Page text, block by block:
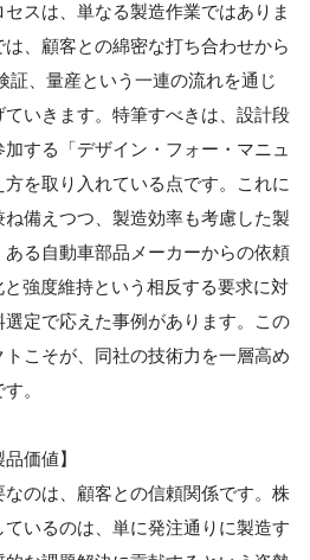
スは、単なる製造作業ではありま
、顧客との綿密な打ち合わせから
証、量産という一連の流れを通じ
いきます。特筆すべきは、設計段
する「デザイン・フォー・マニュ
を取り入れている点です。これに
備えつつ、製造効率も考慮した製
る自動車部品メーカーからの依頼
強度維持という相反する要求に対
定で応えた事例があります。この
こそが、同社の技術力を一層高め
。
価値】
のは、顧客との信頼関係です。株
いるのは、単に発注通りに製造す